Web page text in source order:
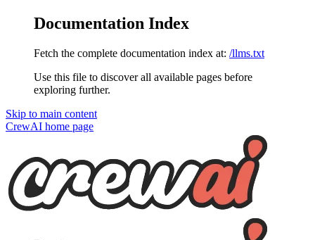
Documentation Index
Fetch the complete documentation index at: /llms.txt
Use this file to discover all available pages before
exploring further.
Skip to main content
CrewAI home page